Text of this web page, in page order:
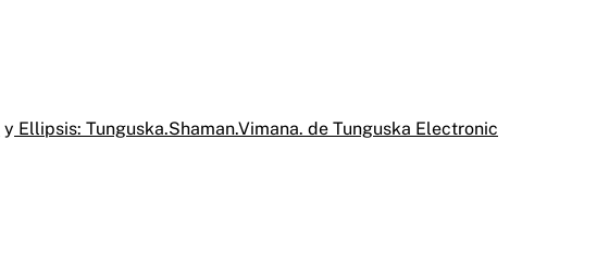
y Ellipsis: Tunguska.Shaman.Vimana. de Tunguska Electronic